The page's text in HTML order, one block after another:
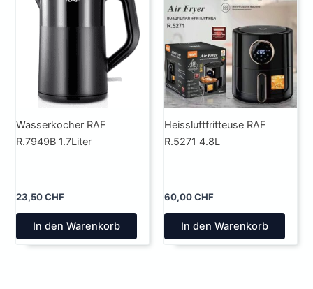
Wasserkocher RAF
R.7949B 1.7Liter
23,50CHF
In den Warenkorb
Heissluftfritteuse RAF
R.5271 4.8L
60,00CHF
In den Warenkorb